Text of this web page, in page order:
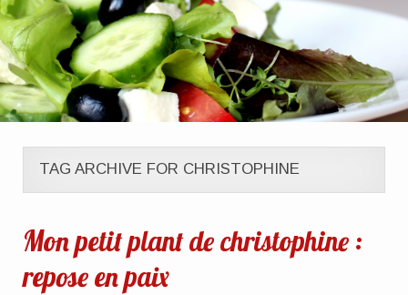
TAG ARCHIVE FOR CHRISTOPHINE
Mon petit plant de christophine :
repose en paix